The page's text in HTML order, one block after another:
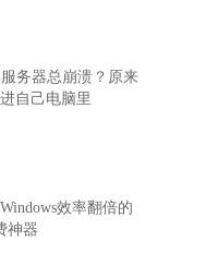
务器总崩溃？原来
自己电脑里
效率翻倍的
神器